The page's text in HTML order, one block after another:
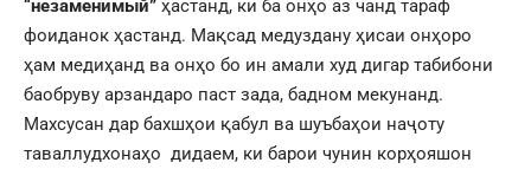
“незаменимый” ҳастанд, ки ба онҳо аз чанд тараф
фоиданок ҳастанд. Мақсад медуздану ҳисаи онҳоро
ҳам медиҳанд ва онҳо бо ин амали худ дигар табибони
баобруву арзандаро паст зада, бадном мекунанд.
Махсусан дар бахшҳои қабул ва шуъбаҳои наҷоту
таваллудхонаҳо дидаем, ки барои чунин корҳояшон